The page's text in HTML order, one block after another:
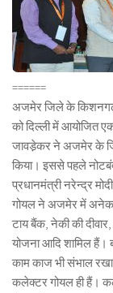
======
अजमेर जिले के किशनगढ़
को दिल्ली में आयोजित
जावडे़कर ने अजमेर के
किया। इससे पहले
प्रधानमंत्री नरेन्द्र
गोयल ने अजमेर में अनेक
टाय बैंक, नेकी की
योजना आदि शामिल हैं।
काम काज भी संभाल
कलेक्टर गोयल ही हैं।